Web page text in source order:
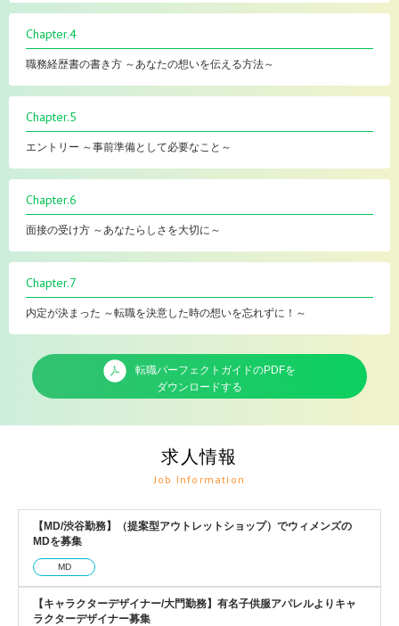
Chapter.4
職務経歴書の書き方 ～あなたの想いを伝える方法～
Chapter.5
エントリー ～事前準備として必要なこと～
Chapter.6
面接の受け方 ～あなたらしさを大切に～
Chapter.7
内定が決まった ～転職を決意した時の想いを忘れずに！～
転職パーフェクトガイドのPDFを
ダウンロードする
求人情報
Job Information
【MD/渋谷勤務】（提案型アウトレットショップ）でウィメンズの
MDを募集
MD
【キャラクターデザイナー/大門勤務】有名子供服アパレルよりキャ
ラクターデザイナー募集